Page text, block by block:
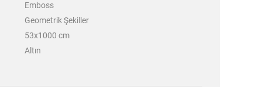
Emboss
Geometrik Şekiller
53x1000 cm
Altın